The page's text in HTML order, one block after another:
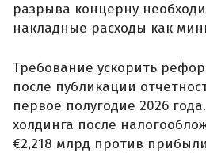
разрыва концерну
накладные расходы как
Требование ускорить
после публикации
первое полугодие 2026
холдинга после
€2,218 млрд против